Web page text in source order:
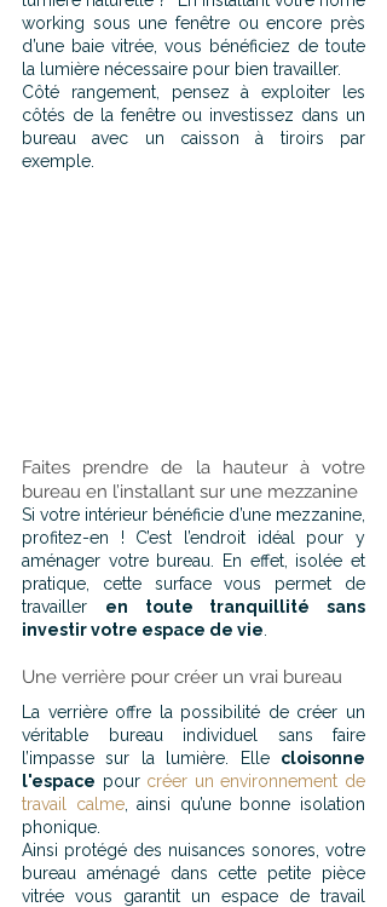
working sous une fenêtre ou encore près
d’une baie vitrée, vous bénéficiez de toute
la lumière nécessaire pour bien travailler.
Côté rangement, pensez à exploiter les
côtés de la fenêtre ou investissez dans un
bureau avec un caisson à tiroirs par
exemple.
Faites prendre de la hauteur à votre
bureau en l’installant sur une mezzanine
Si votre intérieur bénéficie d’une mezzanine,
profitez-en ! C’est l’endroit idéal pour y
aménager votre bureau. En effet, isolée et
pratique, cette surface vous permet de
travailler en toute tranquillité sans
investir votre espace de vie
Une verrière pour créer un vrai bureau
La verrière offre la possibilité de créer un
véritable bureau individuel sans faire
l’impasse sur la lumière. Elle cloisonne
l'espace pour créer un environnement de
travail calme, ainsi qu’une bonne isolation
phonique.
Ainsi protégé des nuisances sonores, votre
bureau aménagé dans cette petite pièce
vitrée vous garantit un espace de travail